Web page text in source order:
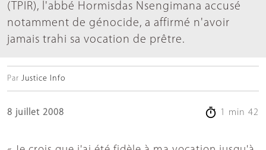
(TPIR), l'abbé Hormisdas Nsengimana accusé
notamment de génocide, a affirmé n'avoir
jamais trahi sa vocation de prêtre.
Par Justice Info
8 juillet 2008 1 min 42